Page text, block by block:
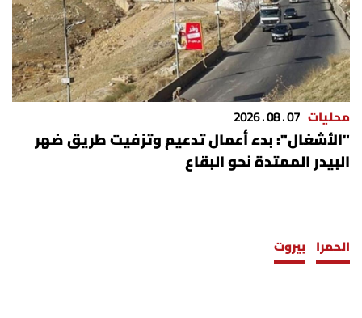
محليات 07 . 08 . 2026
"الأشغال": بدء أعمال تدعيم وتزفيت طريق ضهر
البيدر الممتدة نحو البقاع
الحمرا بيروت